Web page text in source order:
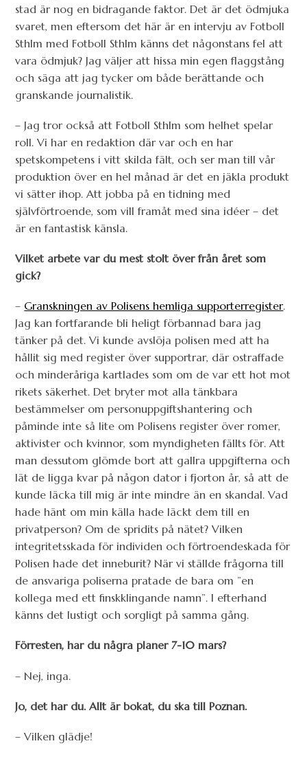
stad är nog en bidragande faktor. Det är det ödmjuka
svaret, men eftersom det här är en intervju av Fotboll
Sthlm med Fotboll Sthlm känns det någonstans fel att
vara ödmjuk? Jag väljer att hissa min egen flaggstång
och säga att jag tycker om både berättande och
granskande journalistik.
– Jag tror också att Fotboll Sthlm som helhet spelar
roll. Vi har en redaktion där var och en har
spetskompetens i vitt skilda fält, och ser man till vår
produktion över en hel månad är det en jäkla produkt
vi sätter ihop. Att jobba på en tidning med
självförtroende, som vill framåt med sina idéer – det
är en fantastisk känsla.
Vilket arbete var du mest stolt över från året som
gick?
– Granskningen av Polisens hemliga supporterregister.
Jag kan fortfarande bli heligt förbannad bara jag
tänker på det. Vi kunde avslöja polisen med att ha
hållit sig med register över supportrar, där ostraffade
och minderåriga kartlades som om de var ett hot mot
rikets säkerhet. Det bryter mot alla tänkbara
bestämmelser om personuppgiftshantering och
påminde inte så lite om Polisens register över romer,
aktivister och kvinnor, som myndigheten fällts för. Att
man dessutom glömde bort att gallra uppgifterna och
lät de ligga kvar på någon dator i fjorton år, så att de
kunde läcka till mig är inte mindre än en skandal. Vad
hade hänt om min källa hade läckt dem till en
privatperson? Om de spridits på nätet? Vilken
integritetsskada för individen och förtroendeskada för
Polisen hade det inneburit? När vi ställde frågorna till
de ansvariga poliserna pratade de bara om ”en
kollega med ett finskklingande namn”. I efterhand
känns det lustigt och sorgligt på samma gång.
Förresten, har du några planer 7-10 mars?
– Nej, inga.
Jo, det har du. Allt är bokat, du ska till Poznan.
– Vilken glädje!